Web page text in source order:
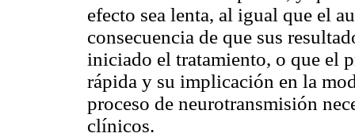
efecto sea lenta, al igual que el
consecuencia de que sus
iniciado el tratamiento, o que el
rápida y su implicación en la
proceso de neurotransmisión
clínicos.